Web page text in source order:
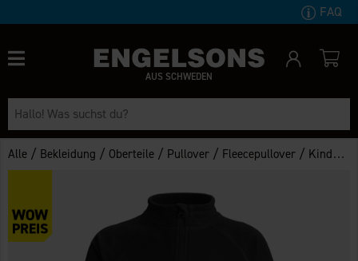
FAQ
AUS SCHWEDEN
Alle / Bekleidung / Oberteile / Pullover / Fleecepullover / Kinder /